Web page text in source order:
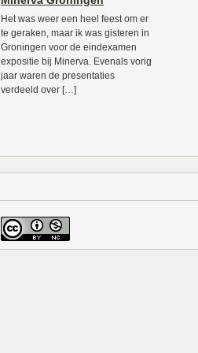
Het was weer een heel feest om er
te geraken, maar ik was gisteren in
Groningen voor de eindexamen
expositie bij Minerva. Evenals vorig
jaar waren de presentaties
verdeeld over […]